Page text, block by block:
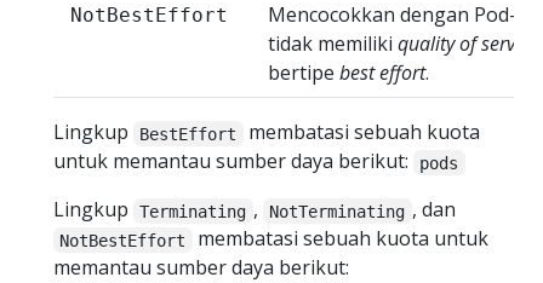
NotBestEffort
Mencocokkan dengan Pod-
tidak memiliki quality of service
bertipe best effort.
Lingkup BestEffort
membatasi sebuah kuota
untuk memantau sumber daya berikut:
pods
Lingkup Terminating , NotTerminating , dan
NotBestEffort
membatasi sebuah kuota untuk
memantau sumber daya berikut: